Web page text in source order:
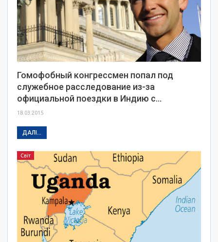
Гомофобный конгрессмен попал под
служебное расследование из-за
официальной поездки в Индию с…
18.03.2015
ДАЛІ...
Світ